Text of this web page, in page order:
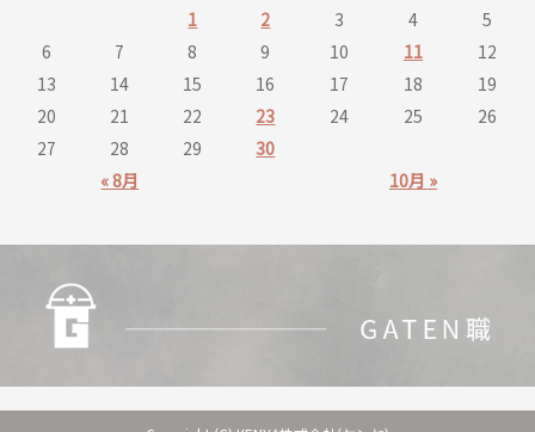
« 8月 10月 »
1 2 3 4
5
6
7 8 9 10 11
12
13
14 15 16 17 18
19
20
21 22 23 24 25
26
27
28 29 30